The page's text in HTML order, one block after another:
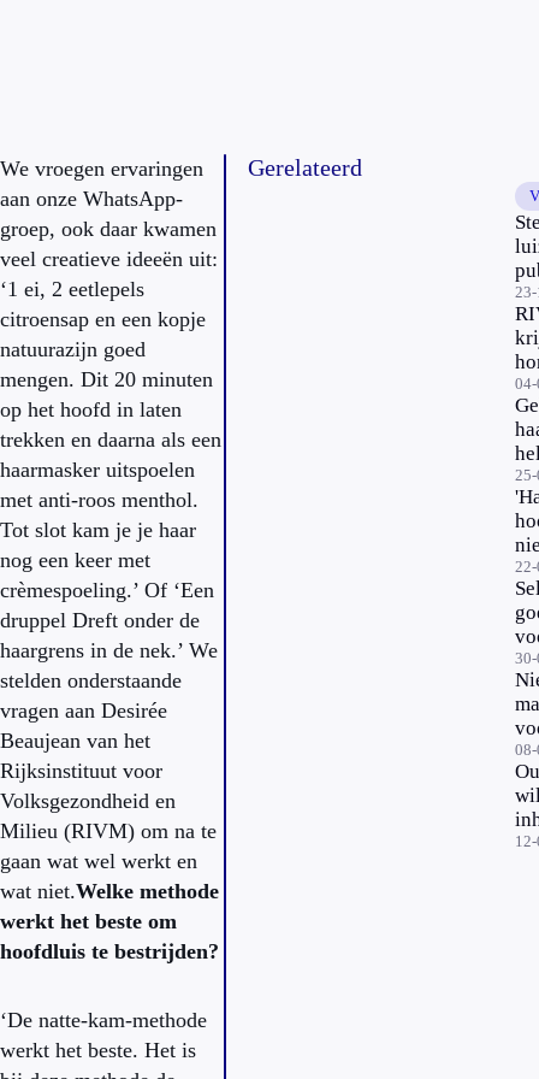
We vroegen ervaringen
aan onze WhatsApp-
groep, ook daar kwamen
veel creatieve ideeën uit:
‘1 ei, 2 eetlepels
citroensap en een kopje
natuurazijn goed
mengen. Dit 20 minuten
op het hoofd in laten
trekken en daarna als een
haarmasker uitspoelen
met anti-roos menthol.
Tot slot kam je je haar
nog een keer met
crèmespoeling.’ Of ‘Een
druppel Dreft onder de
haargrens in de nek.’ We
stelden onderstaande
vragen aan Desirée
Beaujean van het
Rijksinstituut voor
Volksgezondheid en
Milieu (RIVM) om na te
gaan wat wel werkt en
wat niet.Welke methode
werkt het beste om
hoofdluis te bestrijden?
‘De natte-kam-methode
werkt het beste. Het is
Gerelateerd